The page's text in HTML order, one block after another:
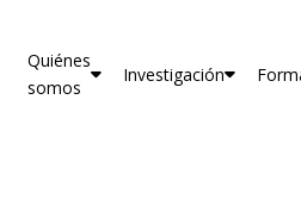
Quiénes
somos
Investigación